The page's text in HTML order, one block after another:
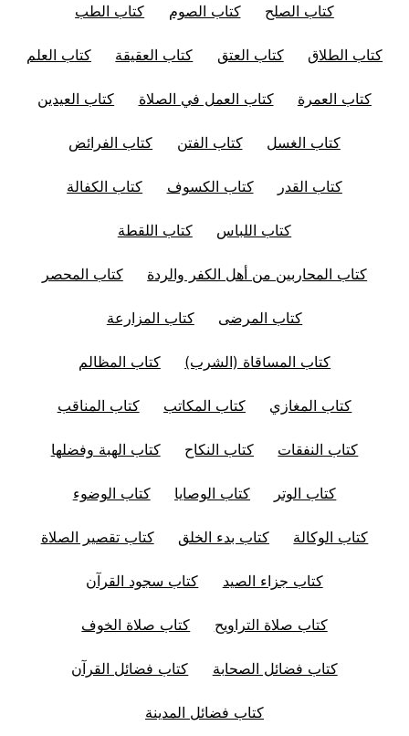
كتاب الصلح كتاب الصوم كتاب الطب
كتاب الطلاق كتاب العتق كتاب العقيقة كتاب العلم
كتاب العمرة كتاب العمل في الصلاة كتاب العيدين
كتاب الغسل كتاب الفتن كتاب الفرائض
كتاب القدر كتاب الكسوف كتاب الكفالة
كتاب اللباس كتاب اللقطة
كتاب المحاربين من أهل الكفر والردة كتاب المحصر
كتاب المرضى كتاب المزارعة
كتاب المساقاة (الشرب) كتاب المظالم
كتاب المغازي كتاب المكاتب كتاب المناقب
كتاب النفقات كتاب النكاح كتاب الهبة وفضلها
كتاب الوتر كتاب الوصايا كتاب الوضوء
كتاب الوكالة كتاب بدء الخلق كتاب تقصير الصلاة
كتاب جزاء الصيد كتاب سجود القرآن
كتاب صلاة التراويح كتاب صلاة الخوف
كتاب فضائل الصحابة كتاب فضائل القرآن
كتاب فضائل المدينة